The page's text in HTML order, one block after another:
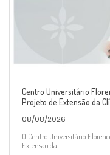
Centro Universitário
Projeto de Extensão da
08/08/2026
O Centro Universitário
Extensão da...